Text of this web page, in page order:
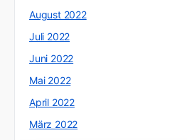
August 2022
Juli 2022
Juni 2022
Mai 2022
April 2022
März 2022